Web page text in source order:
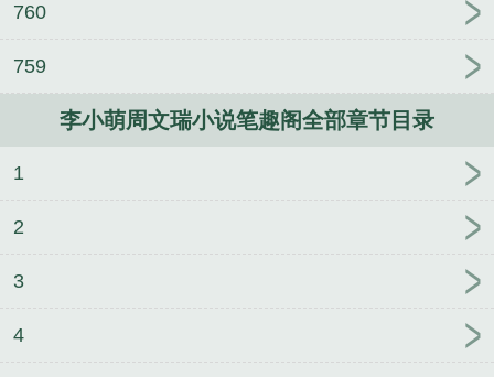
事
李小
瑞名称
唐宁
斐厉笙全集免费阅读
唐宁斐厉笙替身百度云 李小萌
周文瑞全集免费阅读
李小萌周文瑞 我们什么时候分
手
祝纱
文完整版
祝纱S970全
缘何兆何进小说笔趣阁
替身唐宁斐厉笙全文完整版
宿敌99朵蓝玫瑰
祝纱
760
759
李小萌周文瑞小说笔趣阁全部章节目录
1
2
3
4